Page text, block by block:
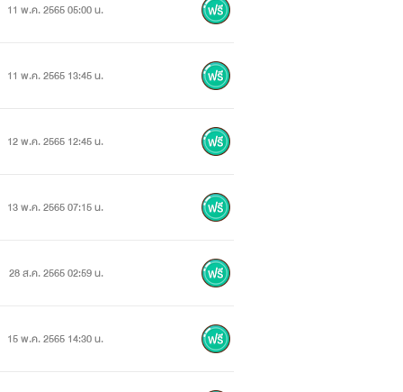
11 พ.ค. 2565 05:00 น.
11 พ.ค. 2565 13:45 น.
12 พ.ค. 2565 12:45 น.
13 พ.ค. 2565 07:15 น.
28 ส.ค. 2565 02:59 น.
15 พ.ค. 2565 14:30 น.